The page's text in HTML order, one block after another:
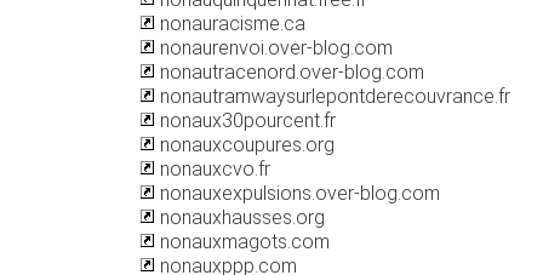
nonauracisme.ca
nonaurenvoi.over-blog.com
nonautracenord.over-blog.com
nonautramwaysurlepontderecouvrance.fr
nonaux30pourcent.fr
nonauxcoupures.org
nonauxcvo.fr
nonauxexpulsions.over-blog.com
nonauxhausses.org
nonauxmagots.com
nonauxppp.com